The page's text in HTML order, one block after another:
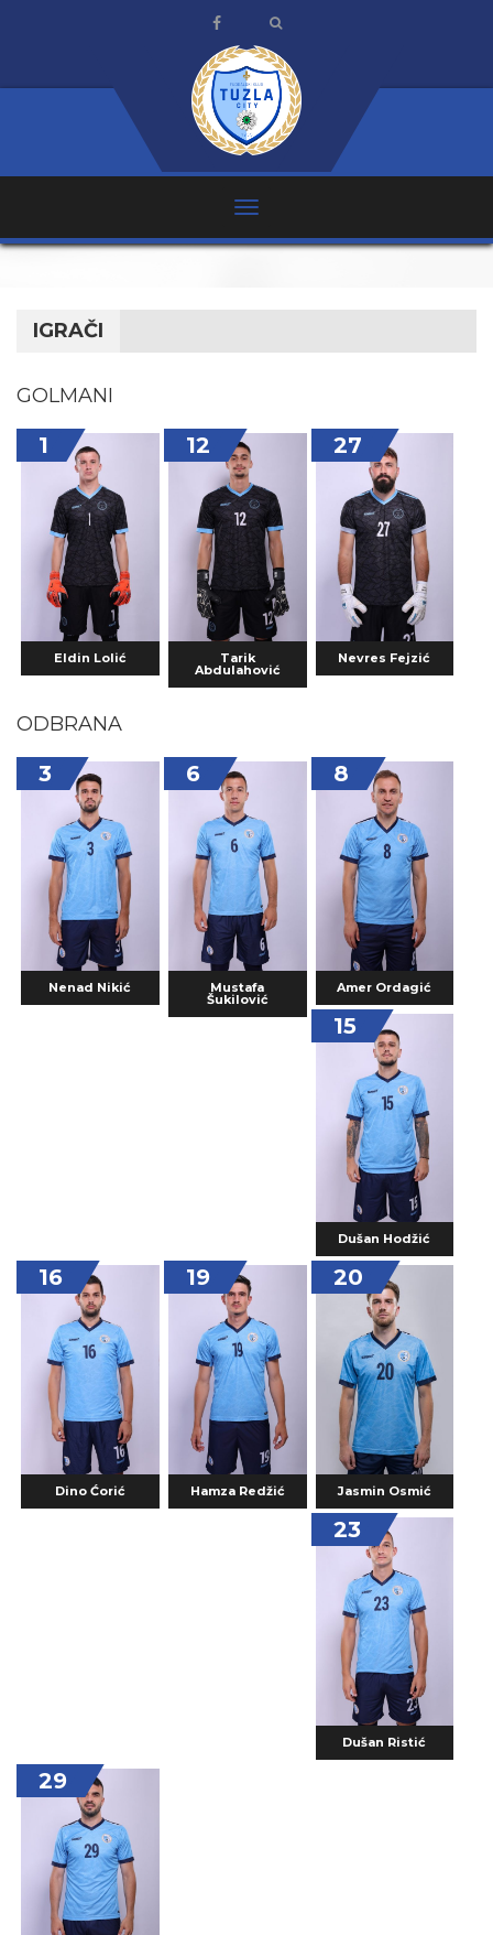
IGRAČI
GOLMANI
1
Eldin Lolić
12
Tarik
Abdulahović
27
Nevres Fejzić
ODBRANA
3
Nenad Nikić
6
Mustafa
Šukilović
8
Amer Ordagić
15
Dušan Hodžić
16
Dino Ćorić
19
Hamza Redžić
20
Jasmin Osmić
23
Dušan Ristić
29